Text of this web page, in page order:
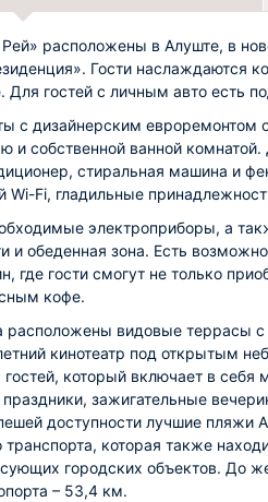
расположены в Алуште, в
Гости наслаждаются
гостей с личным авто есть
с дизайнерским евроремонтом
и собственной ванной
стиральная машина и
Wi-Fi, гладильные
электроприборы, а
и обеденная зона. Есть
где гости смогут не только
кофе.
расположены видовые террасы
кинотеатр под открытым
который включает в себя
зажигательные
доступности лучшие пляжи
которая также
городских объектов. До
– 53,4 км.